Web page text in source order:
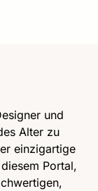
und
Alter zu
einzigartige
Portal,